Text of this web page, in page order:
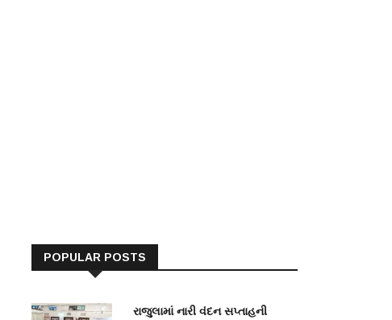
POPULAR POSTS
રાજુલામાં નારી વંદન સપ્તાહની